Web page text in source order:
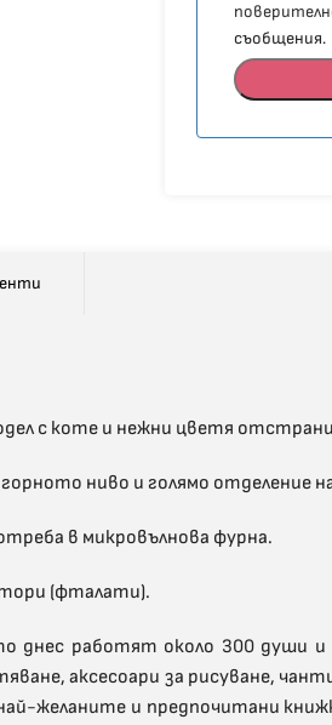
съобщения.
с коте и нежни цветя
ниво и голямо отделение
в микровълнова фурна.
(фталати).
днес работят около 300
аксесоари за рисуване,
желаните и предпочитани